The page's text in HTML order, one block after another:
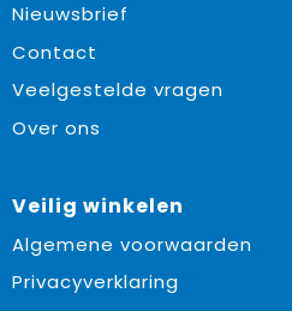
Nieuwsbrief
Contact
Veelgestelde vragen
Over ons
Veilig winkelen
Algemene voorwaarden
Privacyverklaring